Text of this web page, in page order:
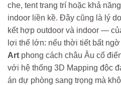
che, tent trang trí hoặc khả
indoor liền kề. Đây cũng là lý
kết hợp outdoor và indoor —
lợi thế lớn: nếu thời tiết bất
Art phong cách châu Âu cổ
với hệ thống 3D Mapping độc
án dự phòng sang trọng mà